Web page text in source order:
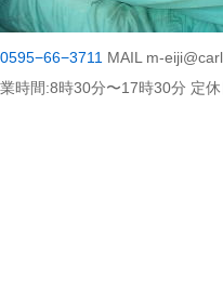
0595−66−3711 MAIL m-
業時間:8時30分〜17時30分 定